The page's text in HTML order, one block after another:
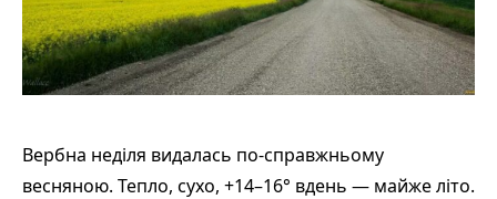
Вербна неділя видалась по-справжньому
весняною. Тепло, сухо, +14–16° вдень — майже літо.